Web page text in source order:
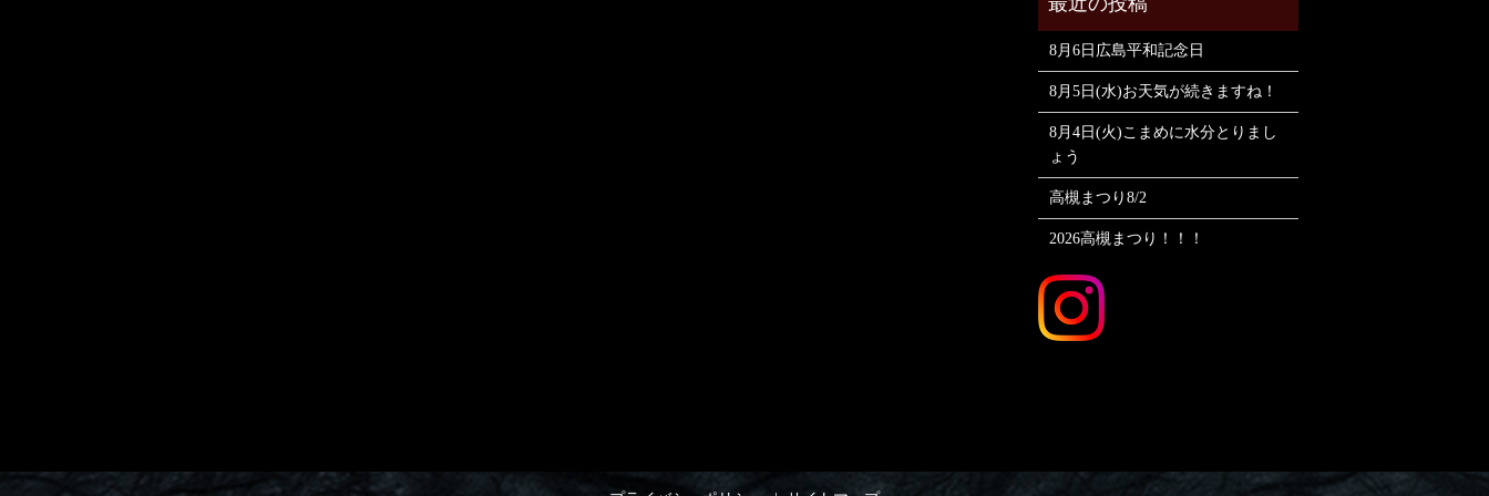
8月6日広島平和記念日
8月5日(水)お天気が続きますね！
8月4日(火)こまめに水分とりまし
ょう
高槻まつり8/2
2026高槻まつり！！！